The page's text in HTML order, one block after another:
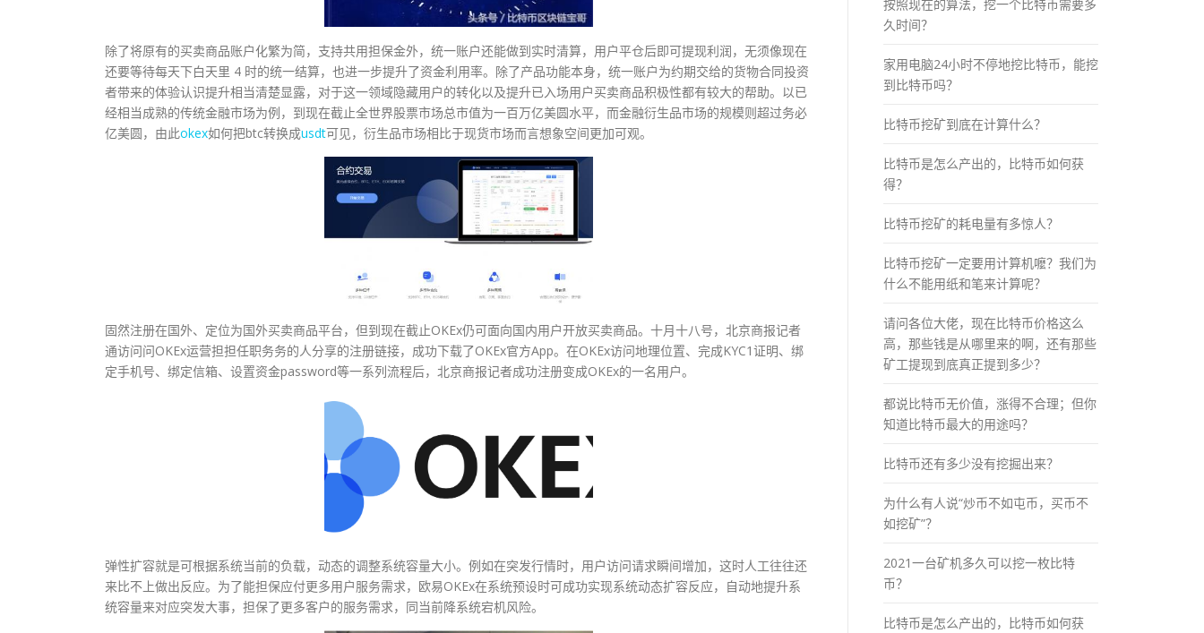
除了将原有的买卖商品账户化繁为简，支持共用担保金外，统一账户还能做到实时清算，用户平仓后即可提现利润，无须像现在
还要等待每天下白天里 4 时的统一结算，也进一步提升了资金利用率。除了产品功能本身，统一账户为约期交给的货物合同投资
者带来的体验认识提升相当清楚显露，对于这一领域隐藏用户的转化以及提升已入场用户买卖商品积极性都有较大的帮助。以已
经相当成熟的传统金融市场为例，到现在截止全世界股票市场总市值为一百万亿美圆水平，而金融衍生品市场的规模则超过务必
亿美圆，由此okex如何把btc转换成usdt可见，衍生品市场相比于现货市场而言想象空间更加可观。
固然注册在国外、定位为国外买卖商品平台，但到现在截止OKEx仍可面向国内用户开放买卖商品。十月十八号，北京商报记者
通访问问OKEx运营担担任职务务的人分享的注册链接，成功下载了OKEx官方App。在OKEx访问地理位置、完成KYC1证明、绑
定手机号、绑定信箱、设置资金password等一系列流程后，北京商报记者成功注册变成OKEx的一名用户。
弹性扩容就是可根据系统当前的负载，动态的调整系统容量大小。例如在突发行情时，用户访问请求瞬间增加，这时人工往往还
来比不上做出反应。为了能担保应付更多用户服务需求，欧易OKEx在系统预设时可成功实现系统动态扩容反应，自动地提升系
统容量来对应突发大事，担保了更多客户的服务需求，同当前降系统宕机风险。
按照现在的算法，挖一个比特币需要多
久时间？
家用电脑24小时不停地挖比特币，能挖
到比特币吗？
比特币挖矿到底在计算什么？
比特币是怎么产出的，比特币如何获
得？
比特币挖矿的耗电量有多惊人？
比特币挖矿一定要用计算机嚒？我们为
什么不能用纸和笔来计算呢？
请问各位大佬，现在比特币价格这么
高，那些钱是从哪里来的啊，还有那些
矿工提现到底真正提到多少？
都说比特币无价值，涨得不合理；但你
知道比特币最大的用途吗？
比特币还有多少没有挖掘出来？
为什么有人说“炒币不如屯币，买币不
如挖矿”？
2021一台矿机多久可以挖一枚比特
币？
比特币是怎么产出的，比特币如何获